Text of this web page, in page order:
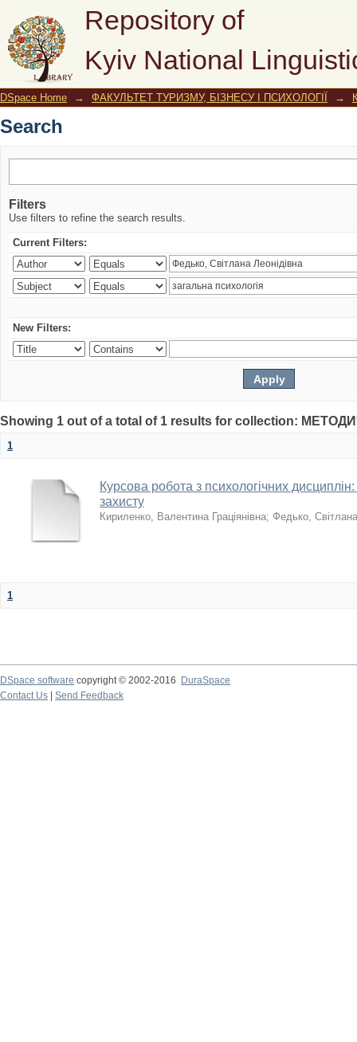
Repository of
Kyiv National
Search
DSpace Home → ФАКУЛЬТЕТ ТУРИЗМУ, БІЗНЕСУ І ПСИХОЛОГІЇ →
Search
Filters
Use filters to refine the search results.
Current Filters:
New Filters:
Showing 1 out of a total of 1 results for collection:
1
Курсова робота з психологічних
захисту
Кириленко, Валентина Граціянівна; Федько,
1
DSpace software copyright © 2002-2016
DuraSpace
Contact Us
Send Feedback